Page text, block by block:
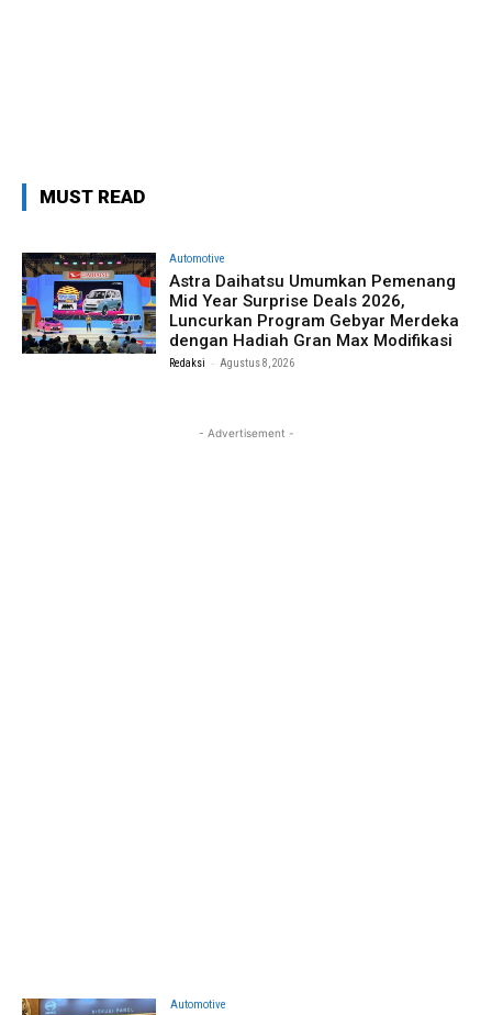
MUST READ
Automotive
Astra Daihatsu Umumkan Pemenang
Mid Year Surprise Deals 2026,
Luncurkan Program Gebyar Merdeka
dengan Hadiah Gran Max Modifikasi
Redaksi - Agustus 8, 2026
- Advertisement -
Automotive